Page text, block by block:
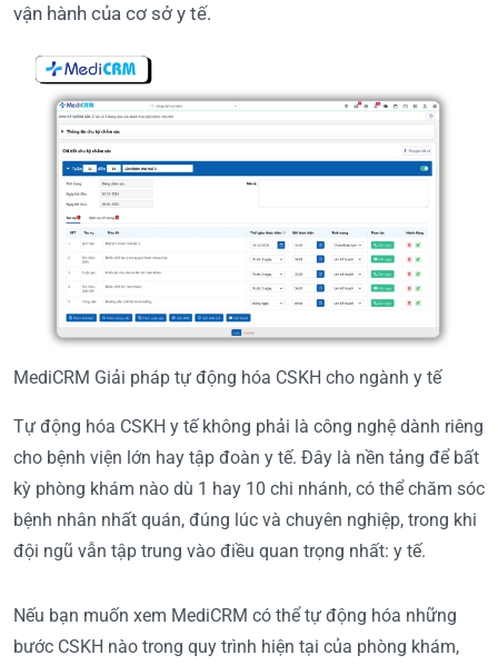
vận hành của cơ sở y tế.
MediCRM Giải pháp tự động hóa CSKH cho ngành y tế
Tự động hóa CSKH y tế không phải là công nghệ dành riêng
cho bệnh viện lớn hay tập đoàn y tế. Đây là nền tảng để bất
kỳ phòng khám nào dù 1 hay 10 chi nhánh, có thể chăm sóc
bệnh nhân nhất quán, đúng lúc và chuyên nghiệp, trong khi
đội ngũ vẫn tập trung vào điều quan trọng nhất: y tế.
Nếu bạn muốn xem MediCRM có thể tự động hóa những
bước CSKH nào trong quy trình hiện tại của phòng khám,